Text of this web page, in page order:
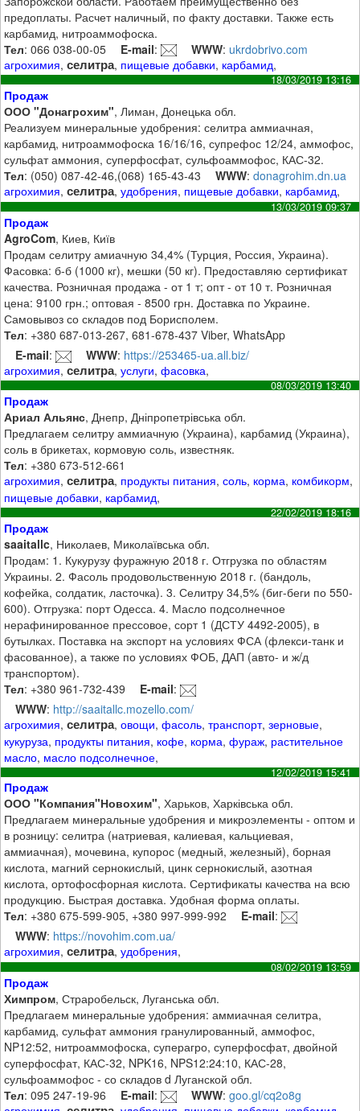
предоплаты. Расчет наличный, по факту доставки. Также есть
карбамид, нитроаммофоска.
Тел: 066 038-00-05 E-mail: WWW: ukrdobrivo.com
агрохимия,селитра, пищевые добавки, карбамид,
18/03/2019 13:16
Продаж
ООО "Донагрохим", Лиман, Донецька обл.
Реализуем минеральные удобрения: селитра аммиачная,
карбамид, нитроаммофоска 16/16/16, супрефос 12/24, аммофос,
сульфат аммония, суперфосфат, сульфоаммофос, КАС-32.
Тел: (050) 087-42-46,(068) 165-43-43 WWW:donagrohim.dn.ua
агрохимия,селитра,удобрения, пищевые добавки, карбамид,
13/03/2019 09:37
Продаж
AgroCom, Киев, Київ
Продам селитру амиачную 34,4% (Турция, Россия, Украина).
Фасовка: б-б (1000 кг), мешки (50 кг). Предоставляю сертификат
качества. Розничная продажа - от 1 т; опт - от 10 т. Розничная
цена: 9100 грн.; оптовая - 8500 грн. Доставка по Украине.
Самовывоз со складов под Борисполем.
Тел: +380 687-013-267, 681-678-437 Viber, WhatsApp
E-mail: WWW: https://253465-ua.all.biz/
агрохимия,селитра,услуги,фасовка,
08/03/2019 13:40
Продаж
Ариал Альянс, Днепр, Дніпропетрівська обл.
Предлагаем селитру аммиачную (Украина), карбамид (Украина),
соль в брикетах, кормовую соль, известняк.
Тел: +380 673-512-661
агрохимия,селитра, продукты питания,соль, корма, комбикорм,
пищевые добавки, карбамид,
22/02/2019 18:16
Продаж
saaitallc, Николаев, Миколаївська обл.
Продам: 1. Кукурузу фуражную 2018 г. Отгрузка по областям
Украины. 2. Фасоль продовольственную 2018 г. (бандоль,
кофейка, солдатик, ласточка). 3. Селитру 34,5% (биг-беги по 550-
600). Отгрузка: порт Одесса. 4. Масло подсолнечное
нерафинированное прессовое, сорт 1 (ДСТУ 4492-2005), в
бутылках. Поставка на экспорт на условиях ФСА (флекси-танк и
фасованное), а также по условиях ФОБ, ДАП (авто- и ж/д
транспортом).
Тел: +380 961-732-439 E-mail:
WWW: http://saaitallc.mozello.com/
агрохимия,селитра,овощи,фасоль,транспорт,зерновые,
кукуруза, продукты питания, кофе, корма,фураж, растительное
масло, масло подсолнечное,
12/02/2019 15:41
Продаж
ООО "Компания"Новохим", Харьков, Харківська обл.
Предлагаем минеральные удобрения и микроэлементы - оптом и
в розницу: селитра (натриевая, калиевая, кальциевая,
аммиачная), мочевина, купорос (медный, железный), борная
кислота, магний сернокислый, цинк сернокислый, азотная
кислота, ортофосфорная кислота. Сертификаты качества на всю
продукцию. Быстрая доставка. Удобная форма оплаты.
Тел: +380 675-599-905, +380 997-999-992 E-mail:
WWW: https://novohim.com.ua/
агрохимия,селитра,удобрения,
08/02/2019 13:59
Продаж
Химпром, Страробельск, Луганська обл.
Предлагаем минеральные удобрения: аммиачная селитра,
карбамид, сульфат аммония гранулированный, аммофос,
NP12:52, нитроаммофоска, суперагро, суперфосфат, двойной
суперфосфат, КАС-32, NPK16, NPS12:24:10, КАС-28,
сульфоаммофос - со складов d Луганской обл.
Тел: 095 247-19-96 E-mail: WWW:goo.gl/cq2o8g